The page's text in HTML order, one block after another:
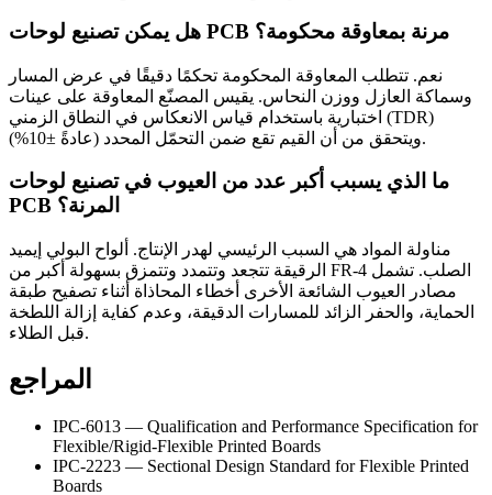
هل يمكن تصنيع لوحات PCB مرنة بمعاوقة محكومة؟
نعم. تتطلب المعاوقة المحكومة تحكمًا دقيقًا في عرض المسار
وسماكة العازل ووزن النحاس. يقيس المصنّع المعاوقة على عينات
اختبارية باستخدام قياس الانعكاس في النطاق الزمني (TDR)
ويتحقق من أن القيم تقع ضمن التحمّل المحدد (عادةً ±10%).
ما الذي يسبب أكبر عدد من العيوب في تصنيع لوحات
PCB المرنة؟
مناولة المواد هي السبب الرئيسي لهدر الإنتاج. ألواح البولي إيميد
الرقيقة تتجعد وتتمدد وتتمزق بسهولة أكبر من FR-4 الصلب. تشمل
مصادر العيوب الشائعة الأخرى أخطاء المحاذاة أثناء تصفيح طبقة
الحماية، والحفر الزائد للمسارات الدقيقة، وعدم كفاية إزالة اللطخة
قبل الطلاء.
المراجع
IPC-6013 — Qualification and Performance Specification for
Flexible/Rigid-Flexible Printed Boards
IPC-2223 — Sectional Design Standard for Flexible Printed
Boards